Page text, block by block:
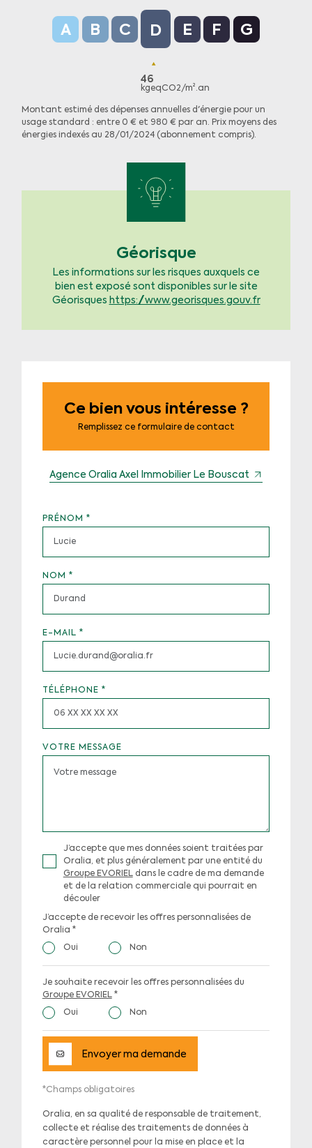
Indice d’émission de gaz à effet de serre
A B C D
46
kgeqCO2/m².an
E F G
Montant estimé des dépenses annuelles d'énergie pour un
usage standard : entre 0 € et 980 € par an. Prix moyens des
énergies indexés au 28/01/2024 (abonnement compris).
Géorisque
Les informations sur les risques auxquels ce
bien est exposé sont disponibles sur le site
Géorisques https://www.georisques.gouv.fr
Ce bien vous intéresse ?
Remplissez ce formulaire de contact
Agence Oralia Axel Immobilier Le Bouscat
PRÉNOM *
NOM *
E-MAIL *
TÉLÉPHONE *
VOTRE MESSAGE
J’accepte que mes données soient traitées par
Oralia, et plus généralement par une entité du
Groupe EVORIELdans le cadre de ma demande
et de la relation commerciale qui pourrait en
découler
J’accepte de recevoir les offres personnalisées de
Oralia *
Oui Non
Je souhaite recevoir les offres personnalisées du
Groupe EVORIEL*
Oui Non
Envoyer ma demande
*Champs obligatoires
Oralia, en sa qualité de responsable de traitement,
collecte et réalise des traitements de données à
caractère personnel pour la mise en place et la